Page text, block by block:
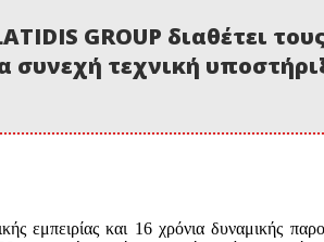
GROUP διαθέτει
συνεχή τεχνική
εμπειρίας και 16 χρόνια δυναμικής